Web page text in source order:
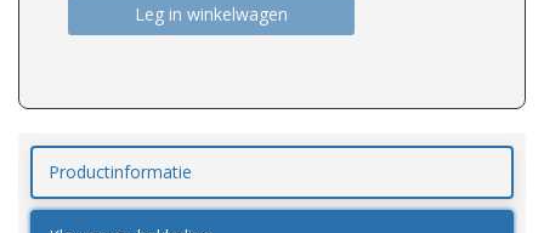
Leg in winkelwagen
Productinformatie